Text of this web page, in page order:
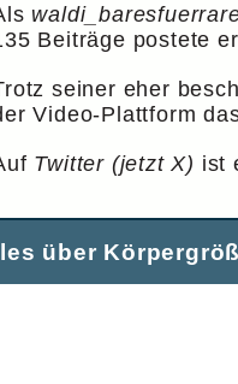
Beiträge postete
seiner eher
Video-Plattform
Twitter (jetzt X) ist
über